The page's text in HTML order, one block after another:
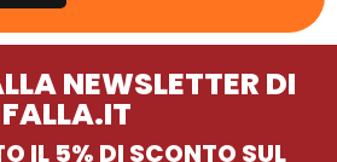
NEWSLETTER DI
FALLA.IT
IL 5% DI SCONTO SUL